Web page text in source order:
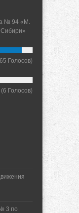
№ 94 «М.
Голосов)
(6 Голосов)
3 по